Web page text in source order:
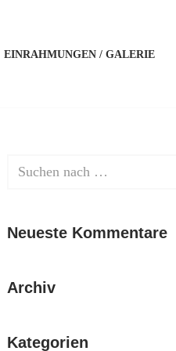
EINRAHMUNGEN / GALERIE
Neueste Kommentare
Archiv
Kategorien